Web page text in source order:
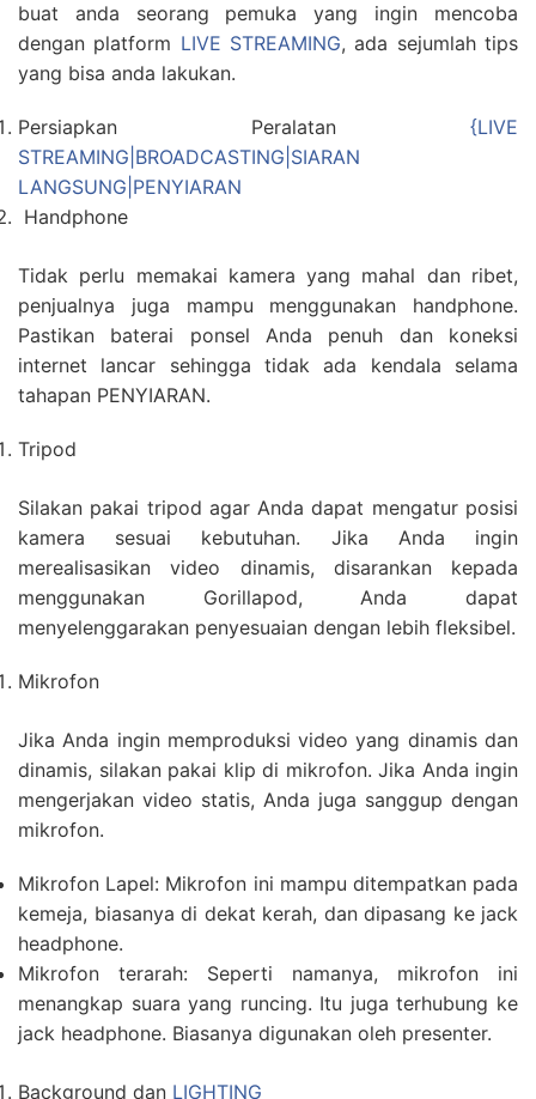
buat anda seorang pemuka yang ingin mencoba
dengan platform LIVE STREAMING, ada sejumlah tips
yang bisa anda lakukan.
Persiapkan Peralatan {LIVE
STREAMING|BROADCASTING|SIARAN
LANGSUNG|PENYIARAN
Handphone
Tidak perlu memakai kamera yang mahal dan ribet,
penjualnya juga mampu menggunakan handphone.
Pastikan baterai ponsel Anda penuh dan koneksi
internet lancar sehingga tidak ada kendala selama
tahapan PENYIARAN.
Tripod
Silakan pakai tripod agar Anda dapat mengatur posisi
kamera sesuai kebutuhan. Jika Anda ingin
merealisasikan video dinamis, disarankan kepada
menggunakan Gorillapod, Anda dapat
menyelenggarakan penyesuaian dengan lebih fleksibel.
Mikrofon
Jika Anda ingin memproduksi video yang dinamis dan
dinamis, silakan pakai klip di mikrofon. Jika Anda ingin
mengerjakan video statis, Anda juga sanggup dengan
mikrofon.
Mikrofon Lapel: Mikrofon ini mampu ditempatkan pada
kemeja, biasanya di dekat kerah, dan dipasang ke jack
headphone.
Mikrofon terarah: Seperti namanya, mikrofon ini
menangkap suara yang runcing. Itu juga terhubung ke
jack headphone. Biasanya digunakan oleh presenter.
Background dan LIGHTING